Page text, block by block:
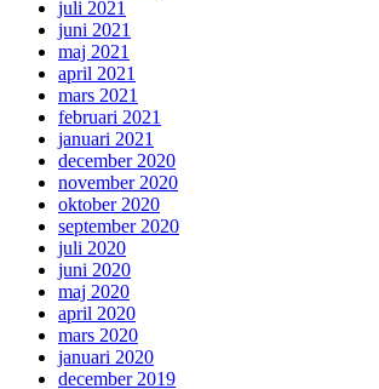
juli 2021
juni 2021
maj 2021
april 2021
mars 2021
februari 2021
januari 2021
december 2020
november 2020
oktober 2020
september 2020
juli 2020
juni 2020
maj 2020
april 2020
mars 2020
januari 2020
december 2019